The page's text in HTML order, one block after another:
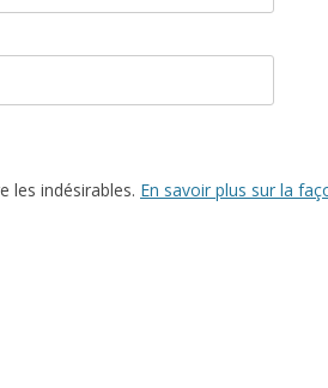
les indésirables. En savoir plus sur la